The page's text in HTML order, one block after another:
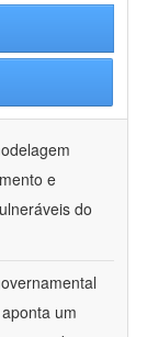
e
do
um